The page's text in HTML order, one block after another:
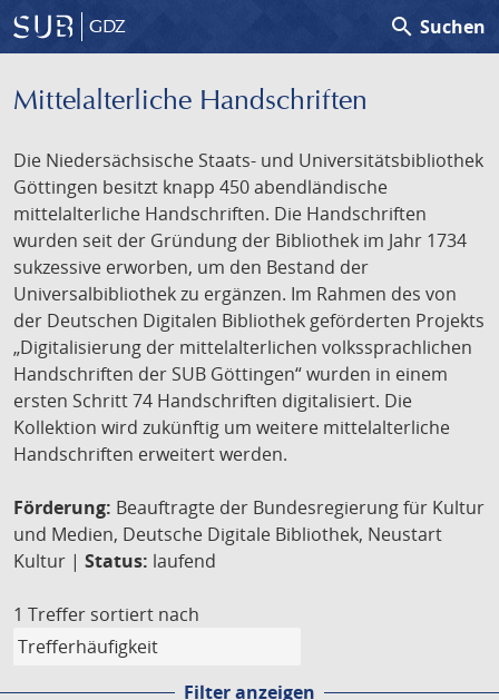
GDZ search Suchen
Mittelalterliche Handschriften
Die Niedersächsische Staats- und Universitätsbibliothek
Göttingen besitzt knapp 450 abendländische
mittelalterliche Handschriften. Die Handschriften
wurden seit der Gründung der Bibliothek im Jahr 1734
sukzessive erworben, um den Bestand der
Universalbibliothek zu ergänzen. Im Rahmen des von
der Deutschen Digitalen Bibliothek geförderten Projekts
„Digitalisierung der mittelalterlichen volkssprachlichen
Handschriften der SUB Göttingen“ wurden in einem
ersten Schritt 74 Handschriften digitalisiert. Die
Kollektion wird zukünftig um weitere mittelalterliche
Handschriften erweitert werden.
Förderung: Beauftragte der Bundesregierung für Kultur
und Medien, Deutsche Digitale Bibliothek, Neustart
Kultur | Status: laufend
1 Treffer sortiert nach
Filter anzeigen